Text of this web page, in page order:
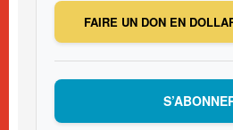
FAIRE UN DON EN